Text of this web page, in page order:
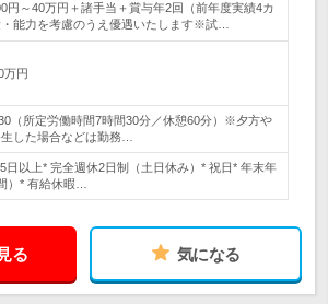
円～40万円＋諸手当＋賞与年2回（前年度実績4カ
能力を考慮のうえ優遇いたします※試…
万円
（所定労働時間7時間30分／休憩60分）※夕方や
した場合などは勤務…
日以上* 完全週休2日制（土日休み）* 祝日* 年末年
）* 有給休暇…
る 気になる